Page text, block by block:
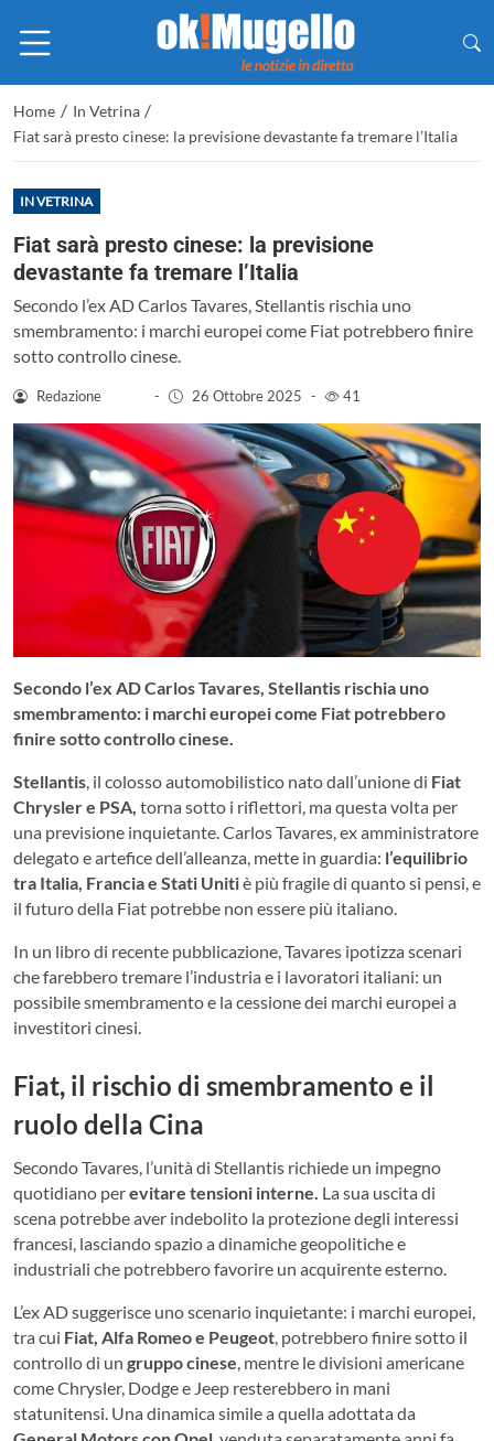
Home / In Vetrina /
Fiat sarà presto cinese: la previsione devastante fa tremare l’Italia
IN VETRINA
Fiat sarà presto cinese: la previsione
devastante fa tremare l’Italia
Secondo l’ex AD Carlos Tavares, Stellantis rischia uno
smembramento: i marchi europei come Fiat potrebbero finire
sotto controllo cinese.
Redazione - 26 Ottobre 2025 - 41
Secondo l’ex AD Carlos Tavares, Stellantis rischia uno
smembramento: i marchi europei come Fiat potrebbero
finire sotto controllo cinese.
Stellantis, il colosso automobilistico nato dall’unione di Fiat
Chrysler e PSA, torna sotto i riflettori, ma questa volta per
una previsione inquietante. Carlos Tavares, ex amministratore
delegato e artefice dell’alleanza, mette in guardia: l’equilibrio
tra Italia, Francia e Stati Unitiè più fragile di quanto si pensi, e
il futuro della Fiat potrebbe non essere più italiano.
In un libro di recente pubblicazione, Tavares ipotizza scenari
che farebbero tremare l’industria e i lavoratori italiani: un
possibile smembramento e la cessione dei marchi europei a
investitori cinesi.
Fiat, il rischio di smembramento e il
ruolo della Cina
Secondo Tavares, l’unità di Stellantis richiede un impegno
quotidiano perevitare tensioni interne. La sua uscita di
scena potrebbe aver indebolito la protezione degli interessi
francesi, lasciando spazio a dinamiche geopolitiche e
industriali che potrebbero favorire un acquirente esterno.
L’ex AD suggerisce uno scenario inquietante: i marchi europei,
tra cui Fiat, Alfa Romeo e Peugeot , potrebbero finire sotto il
controllo di un gruppo cinese , mentre le divisioni americane
come Chrysler, Dodge e Jeep resterebbero in mani
statunitensi. Una dinamica simile a quella adottata da